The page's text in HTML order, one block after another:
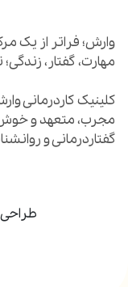
کلینیک کاردرمانی
مجرب، متعهد و خوش
گفتاردرمانی و